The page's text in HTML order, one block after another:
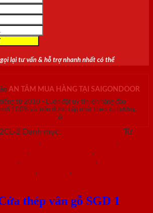
lại tư vấn & hỗ trợ nhanh nhất có thể
AN TÂM MUA HÀNG TẠI SAIGONDOOR
tiếng từ 2010 - Luôn đặt uy tín lên hàng đầu.
100% và luôn được cập nhật theo xu hướng.
&
2 Danh mục:
Từ
, ,
, ,
, ,
, ,
thép vân gỗ SGD 1